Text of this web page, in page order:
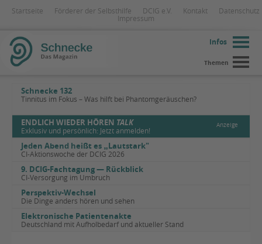
Startseite Förderer der Selbsthilfe DCIG e.V. Kontakt
Datenschutz
Impressum
Infos
Themen
Schnecke 132
Tinnitus im Fokus – Was hilft bei Phantomgeräuschen?
Anzeige
ENDLICH WIEDER HÖREN TALK
Exklusiv und persönlich: Jetzt anmelden!
Jeden Abend heißt es „Lautstark"
CI-Aktionswoche der DCIG 2026
9. DCIG-Fachtagung — Rückblick
CI-Versorgung im Umbruch
Perspektiv-Wechsel
Die Dinge anders hören und sehen
Elektronische Patientenakte
Deutschland mit Aufholbedarf und aktueller Stand